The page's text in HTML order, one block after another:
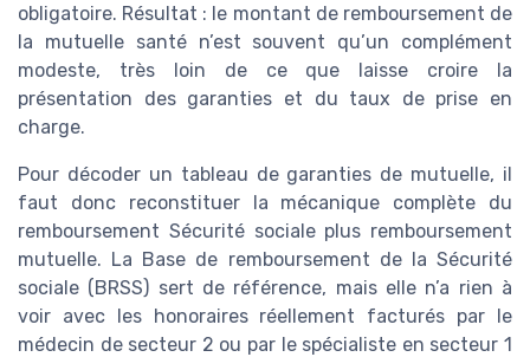
obligatoire. Résultat : le montant de remboursement de
la mutuelle santé n’est souvent qu’un complément
modeste, très loin de ce que laisse croire la
présentation des garanties et du taux de prise en
charge.
Pour décoder un tableau de garanties de mutuelle, il
faut donc reconstituer la mécanique complète du
remboursement Sécurité sociale plus remboursement
mutuelle. La Base de remboursement de la Sécurité
sociale (BRSS) sert de référence, mais elle n’a rien à
voir avec les honoraires réellement facturés par le
médecin de secteur 2 ou par le spécialiste en secteur 1